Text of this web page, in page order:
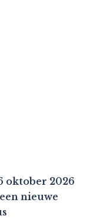
oktober 2026
nieuwe